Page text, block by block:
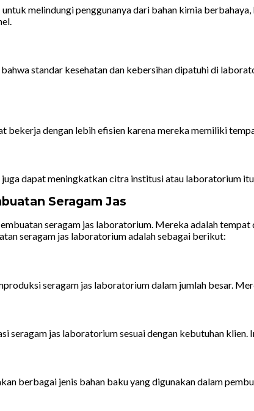
melindungi penggunanya dari bahan kimia
standar kesehatan dan kebersihan dipatuhi di
bekerja dengan lebih efisien karena mereka memiliki
dapat meningkatkan citra institusi atau laboratorium
Seragam Jas
seragam jas laboratorium. Mereka adalah
seragam jas laboratorium adalah sebagai berikut:
seragam jas laboratorium dalam jumlah besar.
seragam jas laboratorium sesuai dengan kebutuhan
berbagai jenis bahan baku yang digunakan dalam